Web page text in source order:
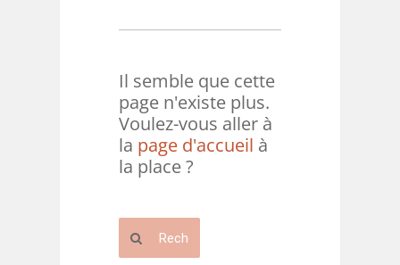
Il semble que cette
page n'existe plus.
Voulez-vous aller à
la page d'accueil à
la place ?